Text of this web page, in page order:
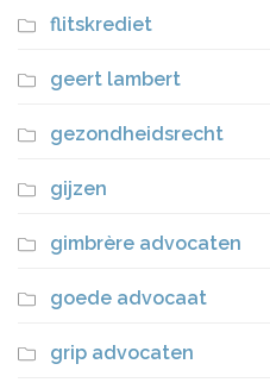
flitskrediet
geert lambert
gezondheidsrecht
gijzen
gimbrère advocaten
goede advocaat
grip advocaten